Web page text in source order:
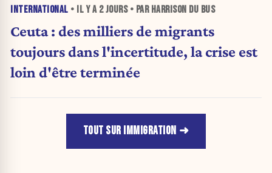
INTERNATIONAL • IL Y A 2 JOURS• PAR HARRISON DU BUS
Ceuta : des milliers de migrants
toujours dans l'incertitude, la crise est
loin d'être terminée
TOUT SUR IMMIGRATION